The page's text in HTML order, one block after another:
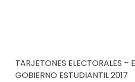
TARJETONES ELECTORALES –
GOBIERNO ESTUDIANTIL 2017